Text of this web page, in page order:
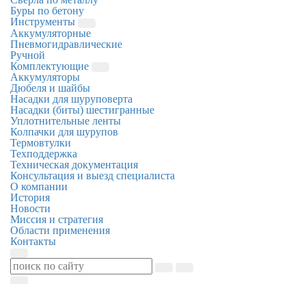
Буры по бетону
Инструменты
Аккумуляторные
Пневмогидравлические
Ручной
Комплектующие
Аккумуляторы
Дюбеля и шайбы
Насадки для шуруповерта
Насадки (биты) шестигранные
Уплотнительные ленты
Колпачки для шурупов
Термовтулки
Техподдержка
Техническая документация
Консультация и выезд специалиста
О компании
История
Новости
Миссия и стратегия
Области применения
Контакты